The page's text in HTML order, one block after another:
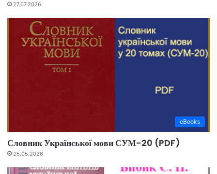
27.07.2026
eBooks
Словник Української мови СУМ-20 (PDF)
25.05.2026